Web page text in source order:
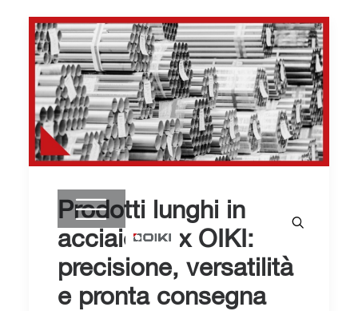
Prodotti lunghi in
acciaio inox OIKI:
precisione, versatilità
e pronta consegna